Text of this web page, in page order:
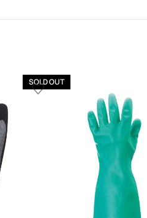
SOLD OUT